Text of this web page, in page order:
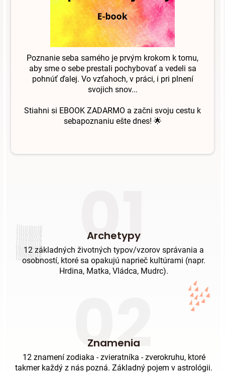
Poznanie seba samého je prvým krokom k tomu,
aby sme o sebe prestali pochybovať a vedeli sa
pohnúť ďalej. Vo vzťahoch, v práci, i pri plnení
svojich snov...
Stiahni si EBOOK ZADARMO a začni svoju cestu k
sebapoznaniu ešte dnes! 🌟
01
Archetypy
12 základných životných typov/vzorov správania a
osobností, ktoré sa opakujú naprieč kultúrami (napr.
Hrdina, Matka, Vládca, Mudrc).
02
Znamenia
12 znamení zodiaka - zvieratníka - zverokruhu, ktoré
takmer každý z nás pozná. Základný pojem v astrológii.